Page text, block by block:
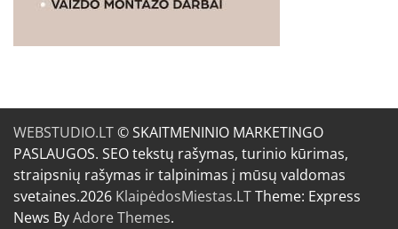
WEBSTUDIO.LT© SKAITMENINIO MARKETINGO
PASLAUGOS. SEO tekstų rašymas, turinio kūrimas,
straipsnių rašymas ir talpinimas į mūsų valdomas
svetaines.2026 KlaipėdosMiestas.LTTheme: Express
News ByAdore Themes.